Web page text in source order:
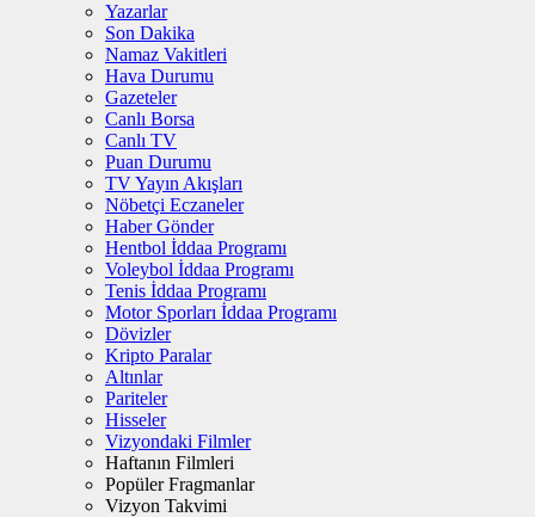
Yazarlar
Son Dakika
Namaz Vakitleri
Hava Durumu
Gazeteler
Canlı Borsa
Canlı TV
Puan Durumu
TV Yayın Akışları
Nöbetçi Eczaneler
Haber Gönder
Hentbol İddaa Programı
Voleybol İddaa Programı
Tenis İddaa Programı
Motor Sporları İddaa Programı
Dövizler
Kripto Paralar
Altınlar
Pariteler
Hisseler
Vizyondaki Filmler
Haftanın Filmleri
Popüler Fragmanlar
Vizyon Takvimi